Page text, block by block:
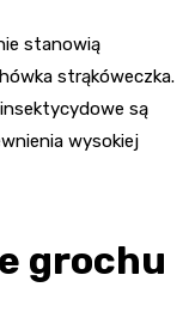
stanowią
strąkóweczka.
są
wysokiej
grochu